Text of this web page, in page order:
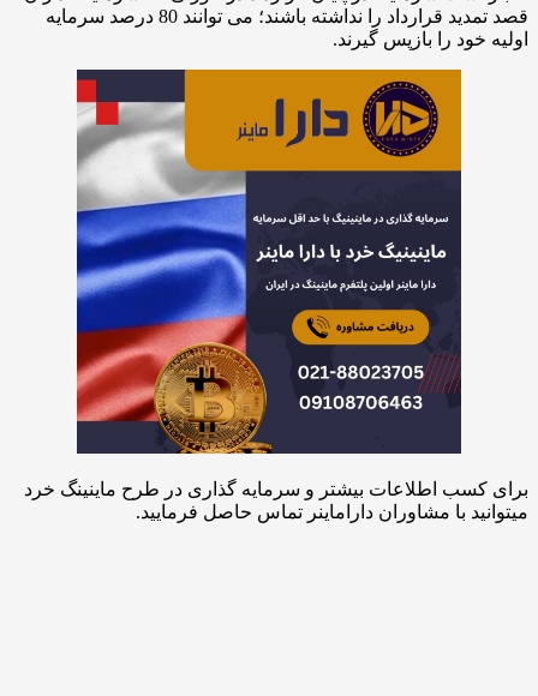
قصد تمدید قرارداد را نداشته باشند؛ می توانند 80 درصد سرمایه
اولیه خود را بازپس گیرند.
برای کسب اطلاعات بیشتر و سرمایه گذاری در طرح ماینینگ خرد
میتوانید با مشاوران داراماینر تماس حاصل فرمایید.